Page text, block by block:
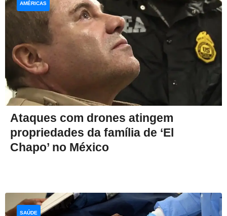
Ataques com drones atingem
propriedades da família de ‘El
Chapo’ no México
AMÉRICAS
SAÚDE